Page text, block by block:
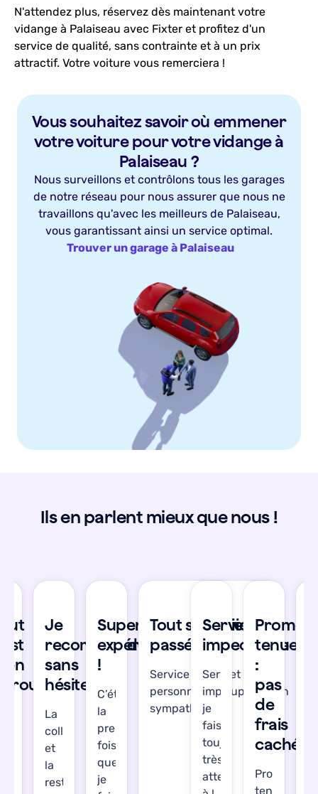
N'attendez plus, réservez dès maintenant votre
vidange à Palaiseau avec Fixter et profitez d'un
service de qualité, sans contrainte et à un prix
attractif. Votre voiture vous remerciera !
Vous souhaitez savoir où emmener
votre voiture pour votre vidange à
Palaiseau ?
Nous surveillons et contrôlons tous les garages
de notre réseau pour nous assurer que nous ne
travaillons qu'avec les meilleurs de Palaiseau,
vous garantissant ainsi un service optimal.
Trouver un garage à Palaiseau
Ils en parlent mieux que nous !
Je
recommande
sans
hésiter
La
collecte
et
la
restitution
Super
expérience
!
C’était
la
première
fois
que
je
Tout s'est bien
passé !
Service réactif et les
personnes en support son
sympathiques !
Service
impeccable
Service
impeccable,
je
fais
toujours
très
attention
tenue
:
pas
de
frais
cachés
Promesse
tenue